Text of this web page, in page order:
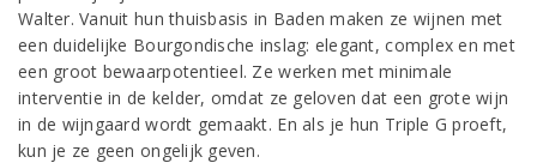
Walter. Vanuit hun thuisbasis in Baden maken ze wijnen met
een duidelijke Bourgondische inslag: elegant, complex en met
een groot bewaarpotentieel. Ze werken met minimale
interventie in de kelder, omdat ze geloven dat een grote wijn
in de wijngaard wordt gemaakt. En als je hun Triple G proeft,
kun je ze geen ongelijk geven.